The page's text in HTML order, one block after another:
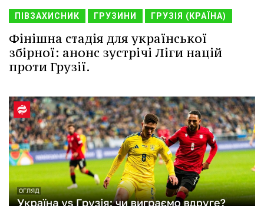
ПІВЗАХИСНИК ГРУЗИНИ ГРУЗІЯ (КРАЇНА)
Фінішна стадія для української
збірної: анонс зустрічі Ліги націй
проти Грузії.